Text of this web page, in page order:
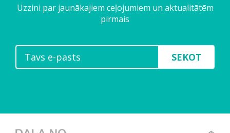
Uzzini par jaunākajiem ceļojumiem un aktualitātēm
pirmais
SEKOT